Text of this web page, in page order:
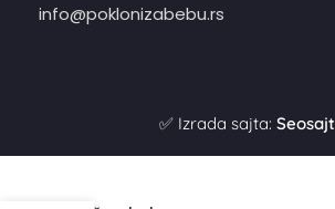
info@poklonizabebu.rs
✅ Izrada sajta:Seosajt